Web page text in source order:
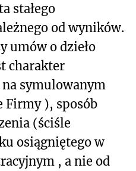
stałego
od wyników.
umów o dzieło
charakter
symulowanym
), sposób
(ściśle
osiągniętego w
, a nie od